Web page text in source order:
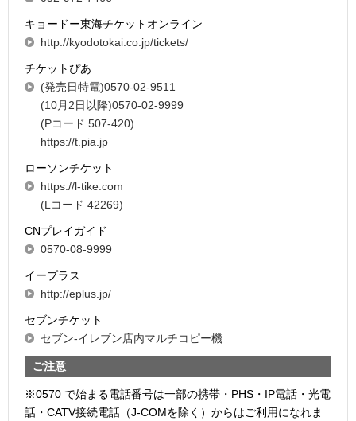
キョードー東海チケットオンライン
http://kyodotokai.co.jp/tickets/
チケットぴあ
(発売日特電)0570-02-9511
(10月2日以降)0570-02-9999
(Pコード 507-420)
https://t.pia.jp
ローソンチケット
https://l-tike.com
(Lコード 42269)
CNプレイガイド
0570-08-9999
イープラス
http://eplus.jp/
セブンチケット
セブン-イレブン店内マルチコピー機
ご注意
※0570 で始まる電話番号は一部の携帯・PHS・IP電話・光電
話・CATV接続電話（J-COMを除く）からはご利用になれま